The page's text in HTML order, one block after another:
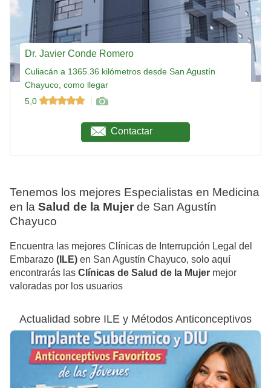
Dr. Javier Conde Romero
Culiacán a 1365.36 kilómetros desde San Agustín
Chayuco, como llegar
5,0
Contactar
Tenemos los mejores Especialistas en Medicina
en la Salud de la Mujer de San Agustín
Chayuco
Encuentra las mejores Clínicas de Interrupción Legal del
Embarazo (ILE) en San Agustín Chayuco, solo aquí
encontrarás las Clínicas de Salud de la Mujer mejor
valoradas por los usuarios
Actualidad sobre ILE y Métodos Anticonceptivos